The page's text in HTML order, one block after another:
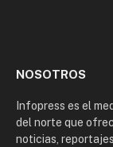
NOSOTROS
Infopress es el
del norte que
noticias,